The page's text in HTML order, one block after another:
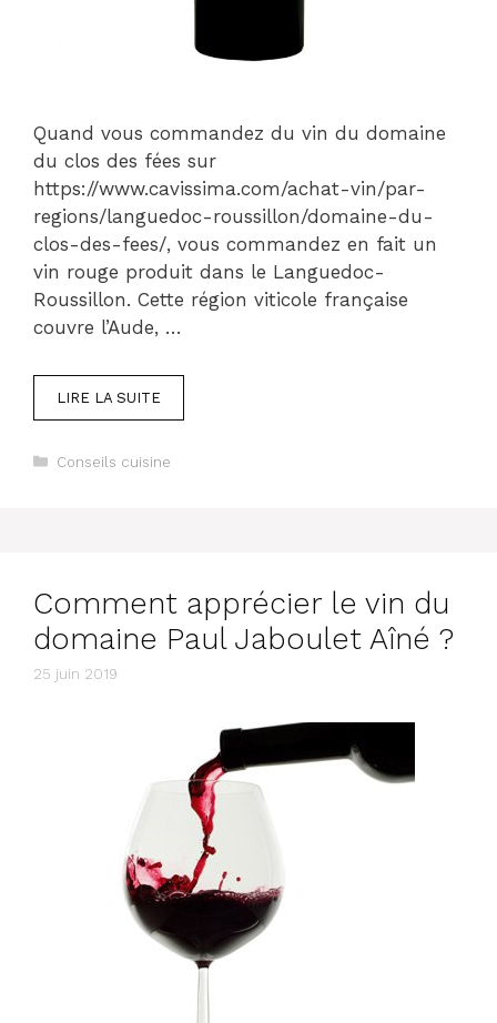
Quand vous commandez du vin du domaine
du clos des fées sur
https://www.cavissima.com/achat-vin/par-
regions/languedoc-roussillon/domaine-du-
clos-des-fees/, vous commandez en fait un
vin rouge produit dans le Languedoc-
Roussillon. Cette région viticole française
couvre l’Aude, …
LIRE LA SUITE
Catégories
Conseils cuisine
Comment apprécier le vin du
domaine Paul Jaboulet Aîné ?
25 juin 2019